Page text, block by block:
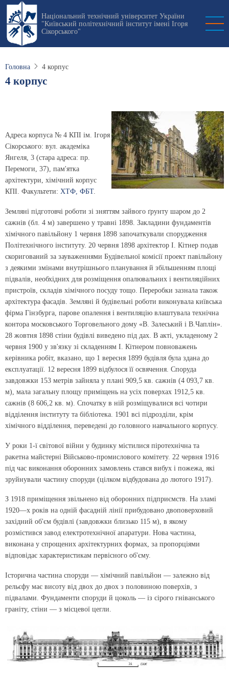
Перейти
основного
вмісту
Національний технічний університет України
"Київський політехнічний інститут імені Ігоря
Сікорського"
Головна 4 корпус
4 корпус
Адреса корпуса № 4 КПІ ім. Ігоря
Сікорського: вул. академіка
Янгеля, 3 (стара адреса: пр.
Перемоги, 37), пам'ятка
архітектури, хімічний корпус
КПІ. Факультети: ХТФ, ФБТ.
Земляні підготовчі роботи зі зняттям зайвого ґрунту шаром до 2
сажнів (бл. 4 м) завершено у травні 1898. Закладини фундаментів
хімічного павільйону 1 червня 1898 започаткували спорудження
Політехнічного інституту. 20 червня 1898 архітектор І. Кітнер подав
скоригований за зауваженнями Будівельної комісії проект павільйону
з деякими змінами внутрішнього планування й збільшенням площі
підвалів, необхідних для розміщення опалювальних і вентиляційних
пристроїв, складів хімічного посуду тощо. Переробки зазнала також
архітектура фасадів. Земляні й будівельні роботи виконувала київська
фірма Гінзбурга, парове опалення і вентиляцію влаштувала технічна
контора московського Торговельного дому «В. Залеський і В.Чаплін».
28 жовтня 1898 стіни будівлі виведено під дах. В акті, укладеному 2
червня 1900 у зв'язку зі складенням І. Кітнером повноважень
керівника робіт, вказано, що 1 вересня 1899 будівля була здана до
експлуатації. 12 вересня 1899 відбулося її освячення. Споруда
завдовжки 153 метрів зайняла у плані 909,5 кв. сажнів (4 093,7 кв.
м), мала загальну площу приміщень на усіх поверхах 1912,5 кв.
сажнів (8 606,2 кв. м). Спочатку в ній розміщувалися всі чотири
відділення інституту та бібліотека. 1901 всі підрозділи, крім
хімічного відділення, переведені до головного навчального корпусу.
У роки 1-ї світової війни у будинку містилися піротехнічна та
ракетна майстерні Військово-промислового комітету. 22 червня 1916
під час виконання оборонних замовлень стався вибух і пожежа, які
зруйнували частину споруди (цілком відбудована до лютого 1917).
З 1918 приміщення звільнено від оборонних підприємств. На зламі
1920—х років на одній фасадній лінії прибудовано двоповерховий
західний об'єм будівлі (завдовжки близько 115 м), в якому
розмістився завод електротехнічної апаратури. Нова частина,
виконана у спрощених архітектурних формах, за пропорціями
відповідає характеристикам первісного об'єму.
Історична частина споруди — хімічний павільйон — залежно від
рельєфу має висоту від двох до двох з половиною поверхів, з
підвалами. Фундаменти споруди й цоколь — із сірого гніванського
граніту, стіни — з місцевої цегли.